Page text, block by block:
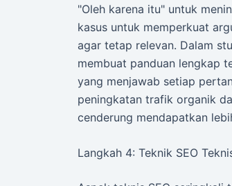
"Oleh karena itu" untuk
kasus untuk memperkuat
agar tetap relevan. Dalam
membuat panduan lengkap
yang menjawab setiap
peningkatan trafik organik
cenderung mendapatkan
Langkah 4: Teknik SEO